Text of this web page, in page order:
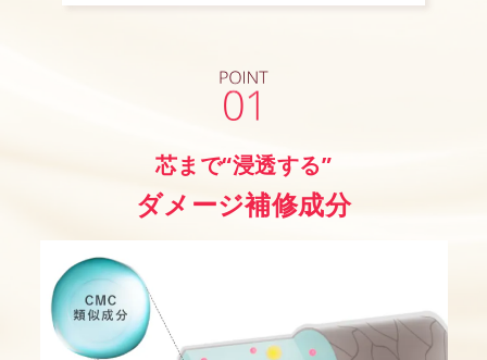
芯まで“浸透する”
ダメージ補修成分